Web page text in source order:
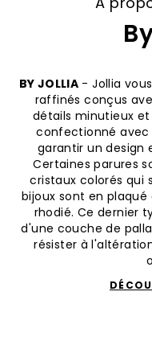
BY JOLLIA - Jollia
raffinés conçus
détails minutieux
confectionné avec
garantir un design
Certaines parures
cristaux colorés qui
bijoux sont en
rhodié. Ce dernier
d'une couche de
résister à